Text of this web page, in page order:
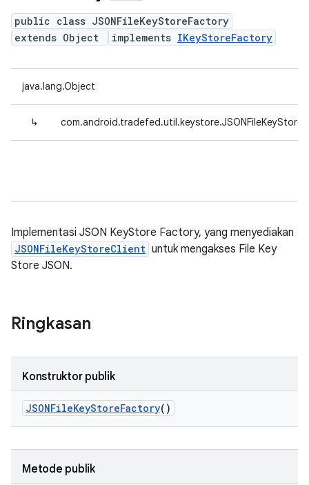
public class JSONFileKeyStoreFactory
extends Object
implements IKeyStoreFactory
java.lang.Object
↳
Implementasi JSON KeyStore Factory, yang menyediakan
JSONFileKeyStoreClient untuk mengakses File Key
Store JSON.
Ringkasan
Konstruktor publik
JSONFileKeyStoreFactory()
Metode publik